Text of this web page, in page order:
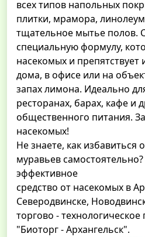
всех типов напольных
плитки, мрамора,
тщательное мытье полов.
специальную формулу,
насекомых и препятствует
дома, в офисе или на
запах лимона. Идеально
ресторанах, барах, кафе и
общественного питания.
насекомых!
Не знаете, как избавиться
муравьев
эффективное
средство от насекомых в
Северодвинске,
торгово -
"Биоторг - Архангельск".